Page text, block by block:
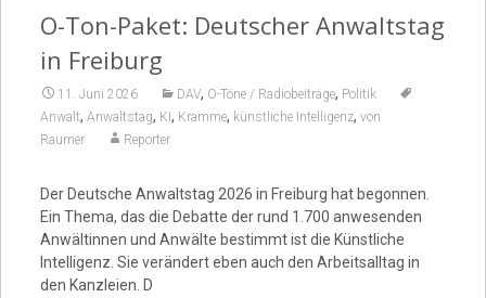
O-Ton-Paket: Deutscher Anwaltstag
in Freiburg
11. Juni 2026 DAV, O-Töne / Radiobeiträge, Politik
Anwalt, Anwaltstag, KI, Kramme, künstliche Intelligenz, von
Raumer
Reporter
Der Deutsche Anwaltstag 2026 in Freiburg hat begonnen.
Ein Thema, das die Debatte der rund 1.700 anwesenden
Anwältinnen und Anwälte bestimmt ist die Künstliche
Intelligenz. Sie verändert eben auch den Arbeitsalltag in
den Kanzleien. D